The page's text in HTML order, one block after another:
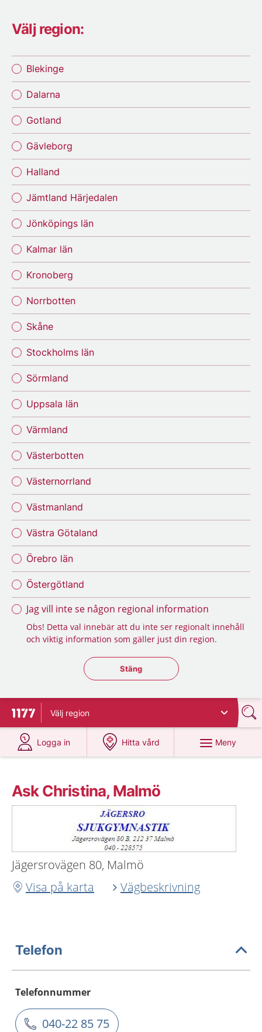
Välj region:
Blekinge
Dalarna
Gotland
Gävleborg
Halland
Jämtland Härjedalen
Jönköpings län
Kalmar län
Kronoberg
Norrbotten
Skåne
Stockholms län
Sörmland
Uppsala län
Värmland
Västerbotten
Västernorrland
Västmanland
Västra Götaland
Örebro län
Östergötland
Jag vill inte se någon regional information
Obs! Detta val innebär att du inte ser regionalt innehåll
och viktig information som gäller just din region.
Stäng regionsväljaren
Stäng
Till startsidan för 1177
Välj region
Logga in
på 1177.se
Hitta vård
på 1177.se
Meny
Ask Christina, Malmö
Jägersrovägen 80, Malmö
Visa på karta
Vägbeskrivning
Telefon
Telefonnummer
040-22 85 75